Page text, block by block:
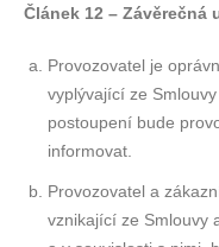
Článek 12 – Závěrečná
Provozovatel je
vyplývající ze
postoupení bude
informovat.
Provozovatel a
vznikající ze Smlouvy